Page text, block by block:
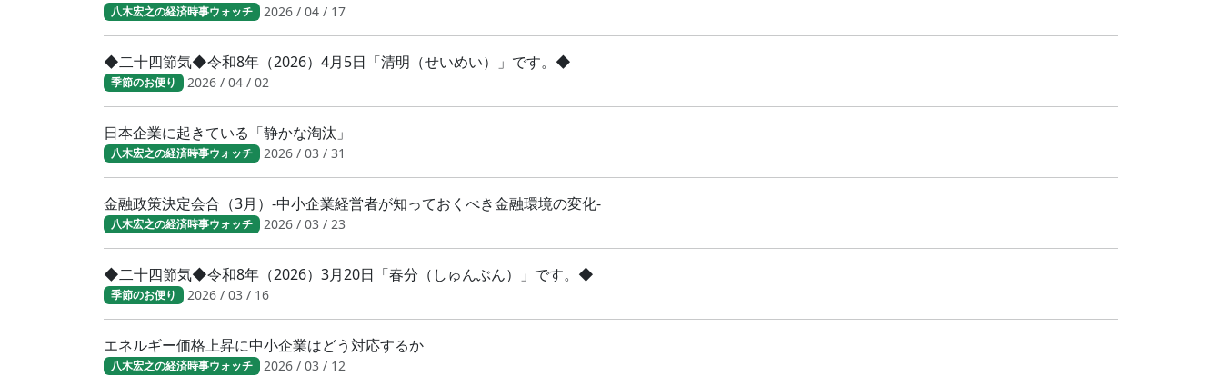
八木宏之の経済時事ウォッチ 2026 / 04 / 17
◆二十四節気◆令和8年（2026）4月5日「清明（せいめい）」です。◆
季節のお便り 2026 / 04 / 02
日本企業に起きている「静かな淘汰」
八木宏之の経済時事ウォッチ 2026 / 03 / 31
金融政策決定会合（3月）-中小企業経営者が知っておくべき金融環境の変化-
八木宏之の経済時事ウォッチ 2026 / 03 / 23
◆二十四節気◆令和8年（2026）3月20日「春分（しゅんぶん）」です。◆
季節のお便り 2026 / 03 / 16
エネルギー価格上昇に中小企業はどう対応するか
八木宏之の経済時事ウォッチ 2026 / 03 / 12